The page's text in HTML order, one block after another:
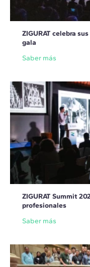
ZIGURAT celebra
gala
Saber más
ZIGURAT Summit
profesionales
Saber más